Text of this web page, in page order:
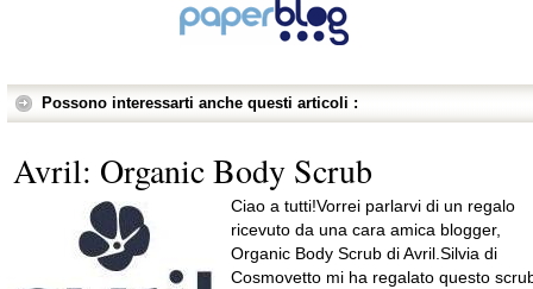
Possono interessarti anche questi articoli :
Avril: Organic Body Scrub
Ciao a tutti!Vorrei parlarvi di un regalo
ricevuto da una cara amica blogger,
Organic Body Scrub di Avril.Silvia di
Cosmovetto mi ha regalato questo